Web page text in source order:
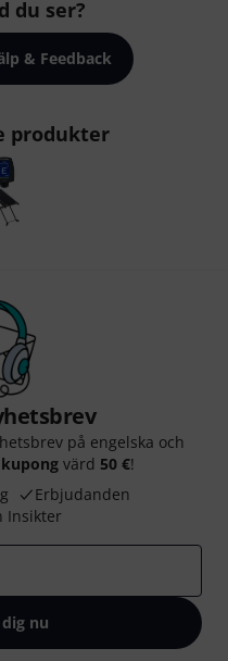
du ser?
& Feedback
produkter
på engelska och
kupong värd 50 €!
Erbjudanden
Insikter
nu